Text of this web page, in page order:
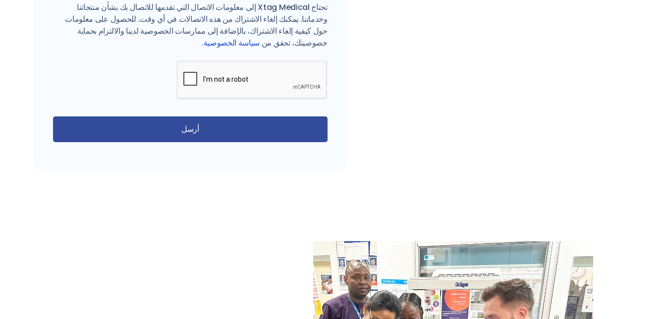
تحتاج Xtag Medical إلى معلومات الاتصال التي تقدمها للاتصال بك بشأن منتجاتنا
وخدماتنا. يمكنك إلغاء الاشتراك من هذه الاتصالات في أي وقت. للحصول على معلومات
حول كيفية إلغاء الاشتراك، بالإضافة إلى ممارسات الخصوصية لدينا والالتزام بحماية
خصوصيتك، تحقق من سياسة الخصوصية.